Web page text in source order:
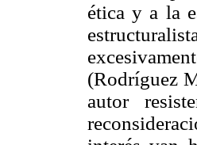
ética y a la
(Rodríguez
autor